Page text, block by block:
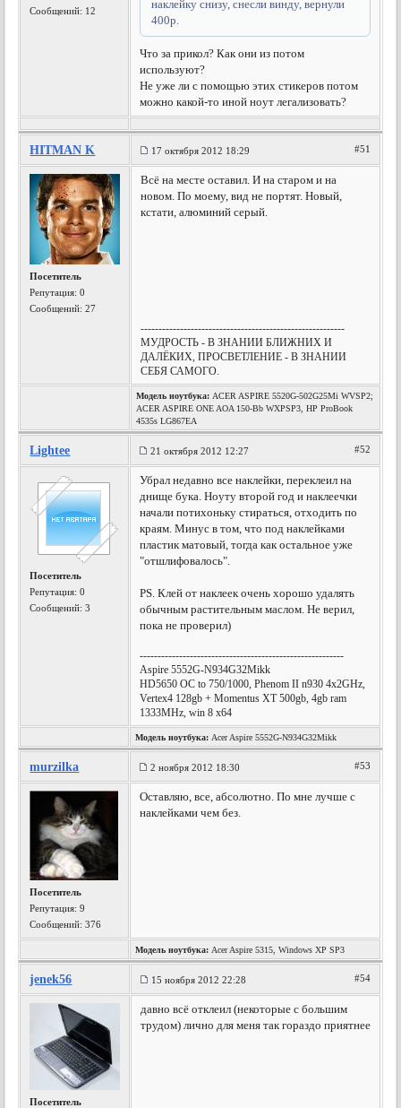
Сообщений: 12
наклейку снизу, снесли винду, вернули
400р.
Что за прикол? Как они из потом
используют?
Не уже ли с помощью этих стикеров потом
можно какой-то иной ноут легализовать?
HITMAN K 17 октября 2012 18:29 #51
Посетитель
Репутация:0
Сообщений: 27
Всё на месте оставил. И на старом и на
новом. По моему, вид не портят. Новый,
кстати, алюминий серый.
---------------------------------------------------------
МУДРОСТЬ - В ЗНАНИИ БЛИЖНИХ И
ДАЛЁКИХ, ПРОСВЕТЛЕНИЕ - В ЗНАНИИ
СЕБЯ САМОГО.
Модель ноутбука: ACER ASPIRE 5520G-502G25Mi WVSP2;
ACER ASPIRE ONE AOA 150-Bb WXPSP3, HP ProBook
4535s LG867EA
Lightee 21 октября 2012 12:27 #52
Посетитель
Репутация:0
Сообщений: 3
Убрал недавно все наклейки, переклеил на
днище бука. Ноуту второй год и наклеечки
начали потихоньку стираться, отходить по
краям. Минус в том, что под наклейками
пластик матовый, тогда как остальное уже
"отшлифовалось".
PS. Клей от наклеек очень хорошо удалять
обычным растительным маслом. Не верил,
пока не проверил)
---------------------------------------------------------
Aspire 5552G-N934G32Mikk
HD5650 OC to 750/1000, Phenom II n930 4x2GHz,
Vertex4 128gb + Momentus XT 500gb, 4gb ram
1333MHz, win 8 x64
Модель ноутбука: Acer Aspire 5552G-N934G32Mikk
murzilka 2 ноября 2012 18:30 #53
Посетитель
Репутация:9
Сообщений: 376
Оставляю, все, абсолютно. По мне лучше с
наклейками чем без.
Модель ноутбука: Acer Aspire 5315, Windows XP SP3
jenek56 15 ноября 2012 22:28 #54
Посетитель
давно всё отклеил (некоторые с большим
трудом) лично для меня так гораздо приятнее